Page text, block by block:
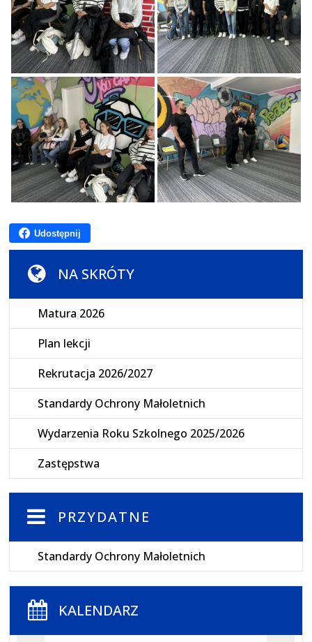
Udostępnij
NA SKRÓTY
Matura 2026
Plan lekcji
Rekrutacja 2026/2027
Standardy Ochrony Małoletnich
Wydarzenia Roku Szkolnego 2025/2026
Zastępstwa
PRZYDATNE
Standardy Ochrony Małoletnich
KALENDARZ